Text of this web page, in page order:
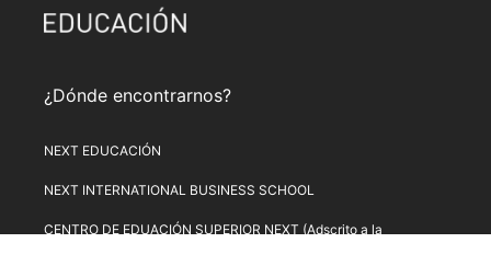
¿Dónde encontrarnos?
NEXT EDUCACIÓN
NEXT INTERNATIONAL BUSINESS SCHOOL
CENTRO DE EDUACIÓN SUPERIOR NEXT (Adscrito a la